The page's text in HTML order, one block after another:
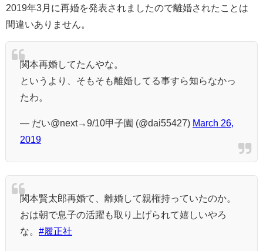
2019年3月に再婚を発表されましたので離婚されたことは
間違いありません。
関本再婚してたんやな。
というより、そもそも離婚してる事すら知らなかっ
たわ。
— だい@next→9/10甲子園 (@dai55427) March 26,
2019
関本賢太郎再婚て、離婚して親権持っていたのか。
おは朝で息子の活躍も取り上げられて嬉しいやろ
な。 #履正社